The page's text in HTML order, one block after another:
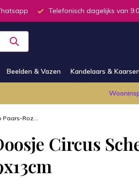
Telefonisch dagelijks van
Beelden & Vazen Kandelaars &
Paars-Roz...
Circus